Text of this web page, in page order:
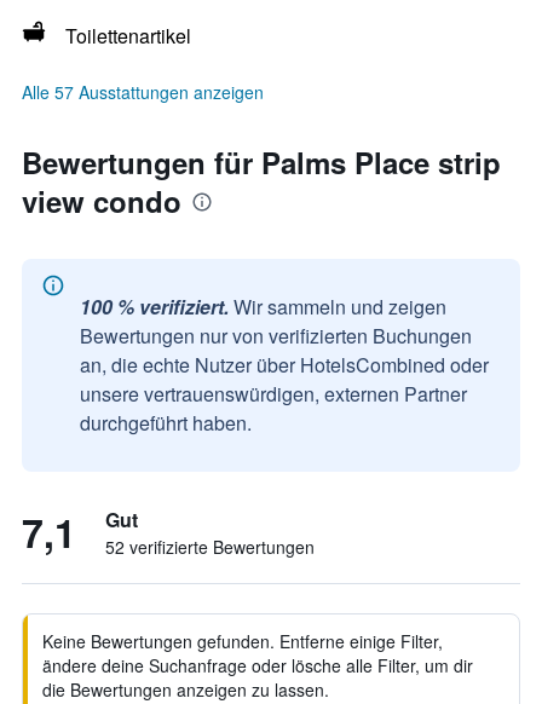
Toilettenartikel
Alle 57 Ausstattungen anzeigen
Bewertungen für Palms Place strip
view condo
100 % verifiziert. Wir sammeln und zeigen
Bewertungen nur von verifizierten Buchungen
an, die echte Nutzer über HotelsCombined oder
unsere vertrauenswürdigen, externen Partner
durchgeführt haben.
7,1 Gut
52 verifizierte Bewertungen
Keine Bewertungen gefunden. Entferne einige Filter,
ändere deine Suchanfrage oder lösche alle Filter, um dir
die Bewertungen anzeigen zu lassen.